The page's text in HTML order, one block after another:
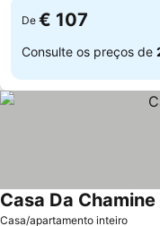
De € 107
Consulte os preços de
Casa/apartamento inteiro
Casa Da Chamine